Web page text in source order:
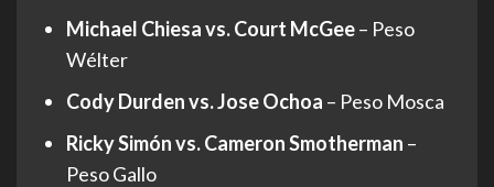
Michael Chiesa vs. Court McGee– Peso
Wélter
Cody Durden vs. Jose Ochoa – Peso Mosca
Ricky Simón vs. Cameron Smotherman –
Peso Gallo